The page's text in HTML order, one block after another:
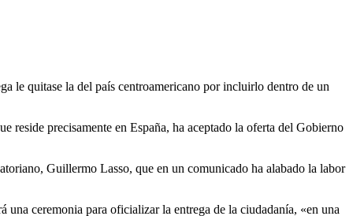
le quitase la del país centroamericano por incluirlo dentro de un
reside precisamente en España, ha aceptado la oferta del Gobierno
Guillermo Lasso, que en un comunicado ha alabado la labor
ceremonia para oficializar la entrega de la ciudadanía, «en una